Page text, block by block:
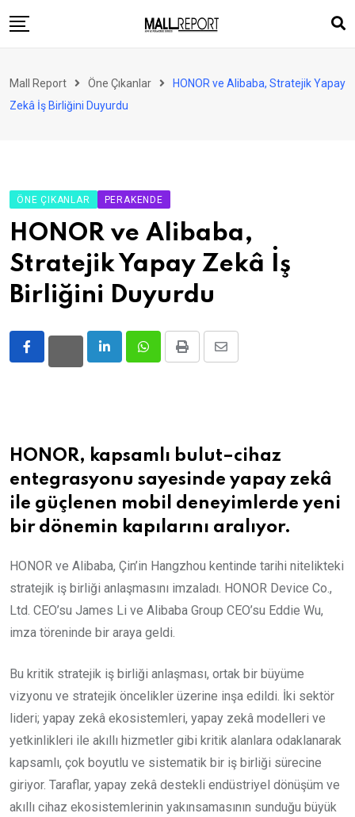
to
Perakende
Ürün ve Hizmet
Enerji
Haber
Gündem
Mall Report Öne Çıkanlar
HONOR ve Alibaba, Stratejik Yapay
Zekâ İş Birliğini Duyurdu
ÖNE ÇIKANLAR PERAKENDE
HONOR ve Alibaba,
Stratejik Yapay Zekâ İş
Birliğini Duyurdu
LinkedInWhatsappPrint
Share
HONOR, kapsamlı bulut–cihaz
entegrasyonu sayesinde yapay zekâ
ile güçlenen mobil deneyimlerde yeni
bir dönemin kapılarını aralıyor.
HONOR ve Alibaba, Çin’in Hangzhou kentinde tarihi nitelikteki
stratejik iş birliği anlaşmasını imzaladı. HONOR Device Co.,
Ltd. CEO’su James Li ve Alibaba Group CEO’su Eddie Wu,
imza töreninde bir araya geldi.
Bu kritik stratejik iş birliği anlaşması, ortak bir büyüme
vizyonu ve stratejik öncelikler üzerine inşa edildi. İki sektör
lideri; yapay zekâ ekosistemleri, yapay zekâ modelleri ve
yetkinlikleri ile akıllı hizmetler gibi kritik alanlara odaklanarak
kapsamlı, çok boyutlu ve sistematik bir iş birliği sürecine
giriyor. Taraflar, yapay zekâ destekli endüstriyel dönüşüm ve
akıllı cihaz ekosistemlerinin yakınsamasının sunduğu büyük